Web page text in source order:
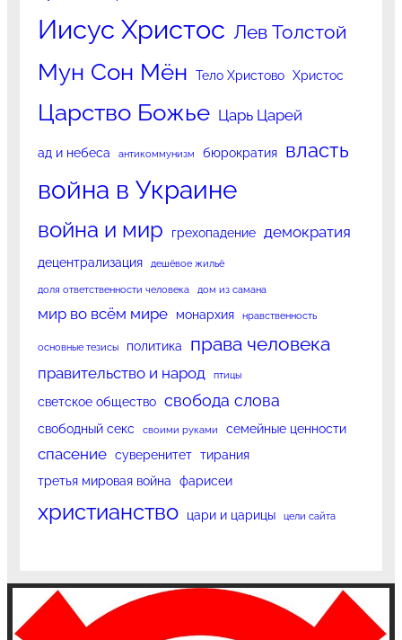
Иисус Христос Лев Толстой
Мун Сон Мён Тело Христово Христос
Царство Божье Царь Царей
ад и небеса антикоммунизм бюрократия власть
война в Украине
война и мир грехопадение демократия
децентрализация дешёвое жильё
доля ответственности человека дом из самана
мир во всём мире монархия нравственность
основные тезисы политика права человека
правительство и народ птицы
светское общество свобода слова
свободный секс своими руками семейные ценности
спасение суверенитет тирания
третья мировая война
фарисеи
христианство цари и царицы цели сайта